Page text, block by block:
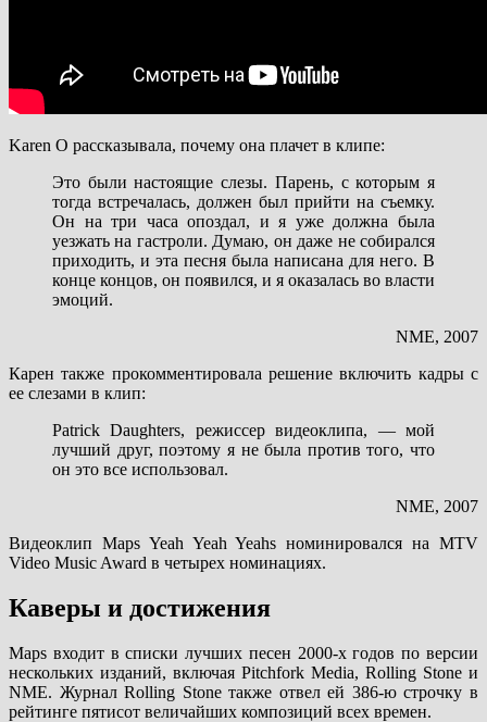
Karen O рассказывала, почему она плачет в клипе:
Это были настоящие слезы. Парень, с которым я
тогда встречалась, должен был прийти на съемку.
Он на три часа опоздал, и я уже должна была
уезжать на гастроли. Думаю, он даже не собирался
приходить, и эта песня была написана для него. В
конце концов, он появился, и я оказалась во власти
эмоций.
NME, 2007
Карен также прокомментировала решение включить кадры с
ее слезами в клип:
Patrick Daughters, режиссер видеоклипа, — мой
лучший друг, поэтому я не была против того, что
он это все использовал.
NME, 2007
Видеоклип Maps Yeah Yeah Yeahs номинировался на MTV
Video Music Award в четырех номинациях.
Каверы и достижения
Maps входит в списки лучших песен 2000-х годов по версии
нескольких изданий, включая Pitchfork Media, Rolling Stone и
NME. Журнал Rolling Stone также отвел ей 386-ю строчку в
рейтинге пятисот величайших композиций всех времен.